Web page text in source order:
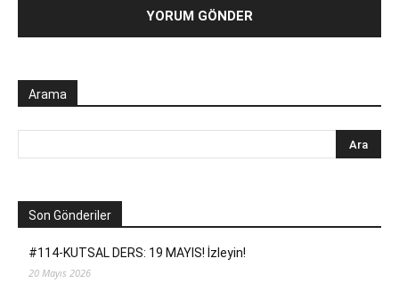
Arama
Son Gönderiler
#114-KUTSAL DERS: 19 MAYIS! İzleyin!
20 Mayıs 2026